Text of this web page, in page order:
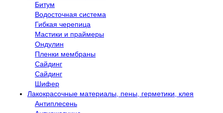
Битум
Водосточная система
Гибкая черепица
Мастики и праймеры
Ондулин
Пленки мембраны
Сайдинг
Сайдинг
Шифер
Лакокрасочные материалы, пены, герметики, клея
Антиплесень